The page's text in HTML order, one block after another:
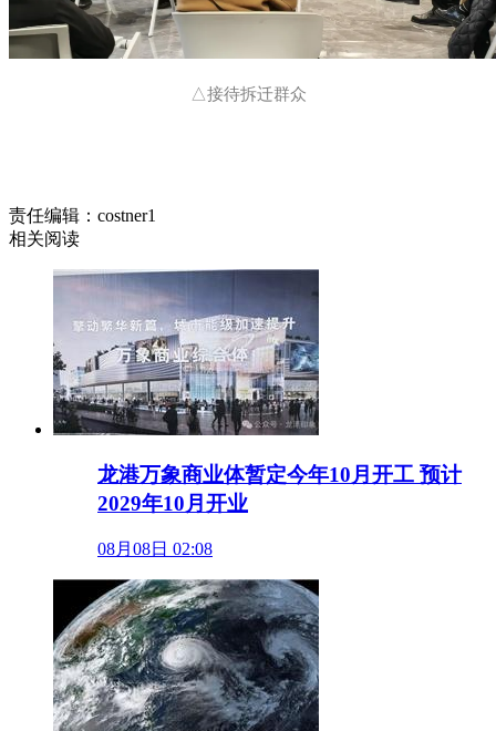
△接待拆迁群众
责任编辑：costner1
相关阅读
龙港万象商业体暂定今年10月开工 预计
2029年10月开业
08月08日 02:08